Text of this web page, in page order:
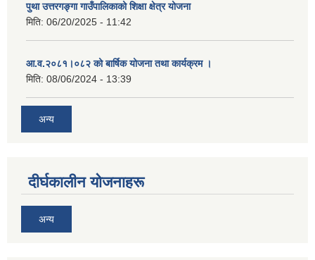
पुथा उत्तरगङ्गा गाउँपालिकाको शिक्षा क्षेत्र योजना
मिति: 06/20/2025 - 11:42
आ.व.२०८१।०८२ को बार्षिक योजना तथा कार्यक्रम ।
मिति: 08/06/2024 - 13:39
अन्य
दीर्घकालीन योजनाहरू
अन्य